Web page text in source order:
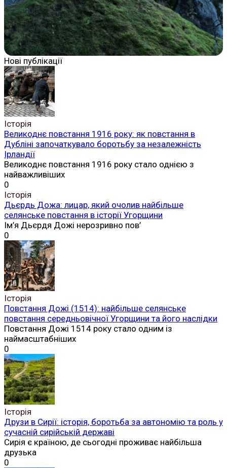
Нові публікації
Історія
Великоднє повстання 1916 року: як повстання в
Дубліні започаткувало боротьбу за незалежність
Ірландії
Великоднє повстання 1916 року стало однією з
найважливіших
0
Історія
Дьєрдь Дожа: лицар, який очолив найбільше
селянське повстання в історії Угорщини
Ім’я Дьєрдя Дожі нерозривно пов’
0
Історія
Повстання Дожі (1514): найбільше селянське
повстання середньовічної Угорщини та його наслідки
Повстання Дожі 1514 року стало одним із
наймасштабніших
0
Історія
Друзи в Сирії: історія, боротьба за автономію та роль у
сучасній сирійській державі
Сирія є країною, де сьогодні проживає найбільша
друзька
0